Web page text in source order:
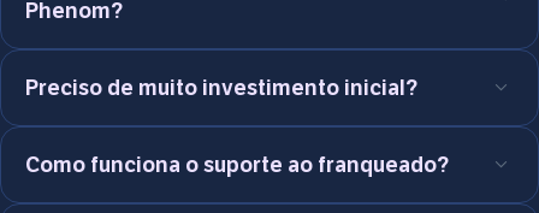
Phenom?
Preciso de muito investimento inicial?
Como funciona o suporte ao franqueado?